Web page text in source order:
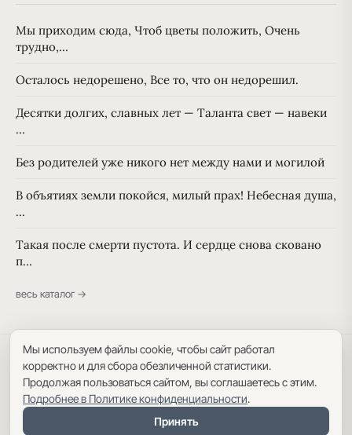
Мы приходим сюда, Чтоб цветы положить, Очень
трудно,…
Осталось недорешено, Все то, что он недорешил.
Десятки долгих, славных лет — Таланта свет — навеки
…
Без родителей уже никого нет между нами и могилой
В объятиях земли покойся, милый прах! Небесная душа,
…
Такая после смерти пустота. И сердце снова сковано
п…
весь каталог →
Политика конфиденциальности Пользовательское соглашение
Карта сайта
Мы используем файлы cookie, чтобы сайт работал
корректно и для сбора обезличенной статистики.
Продолжая пользоваться сайтом, вы соглашаетесь с этим.
Подробнее в Политике конфиденциальности.
Принять